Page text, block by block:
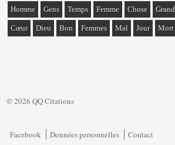
Homme Gens Temps Femme Chose Grand
Cœur Dieu Bon Femmes Mal Jour Mort
© 2026 QQ Citations
Facebook Données personnelles Contact